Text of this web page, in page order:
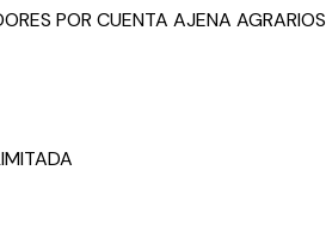
POR CUENTA AJENA AGRARIOS